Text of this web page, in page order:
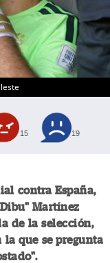
15 19
contra España,
Martínez
de la selección,
que se pregunta